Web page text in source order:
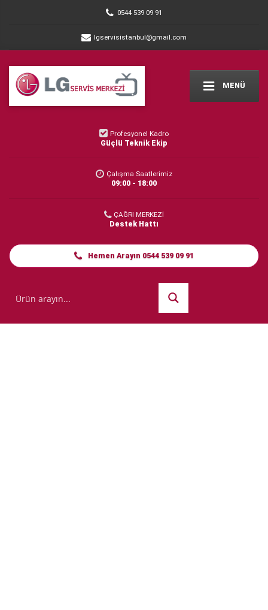
0544 539 09 91
lgservisistanbul@gmail.com
MENÜ
Profesyonel Kadro
Güçlü Teknik Ekip
Çalışma Saatlerimiz
09:00 - 18:00
ÇAĞRI MERKEZİ
Destek Hattı
Hemen Arayın 0544 539 09 91